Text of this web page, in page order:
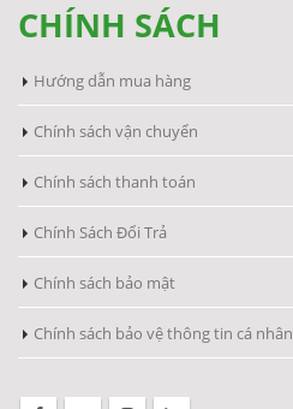
CHÍNH SÁCH
Hướng dẫn mua hàng
Chính sách vận chuyển
Chính sách thanh toán
Chính Sách Đổi Trả
Chính sách bảo mật
Chính sách bảo vệ thông tin cá nhân